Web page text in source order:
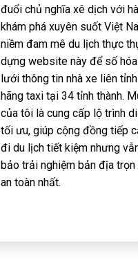
đuổi chủ nghĩa xê dịch với
khám phá xuyên suốt Việt
niềm đam mê du lịch thực
dựng website này để số
lưới thông tin nhà xe liên
hãng taxi tại 34 tỉnh thành.
của tôi là cung cấp lộ trình
tối ưu, giúp cộng đồng tiếp
đi du lịch tiết kiệm nhưng
bảo trải nghiệm bản địa trọn
an toàn nhất.